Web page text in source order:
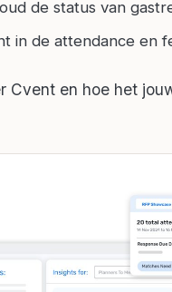
de status van
in de attendance en
Cvent en hoe het